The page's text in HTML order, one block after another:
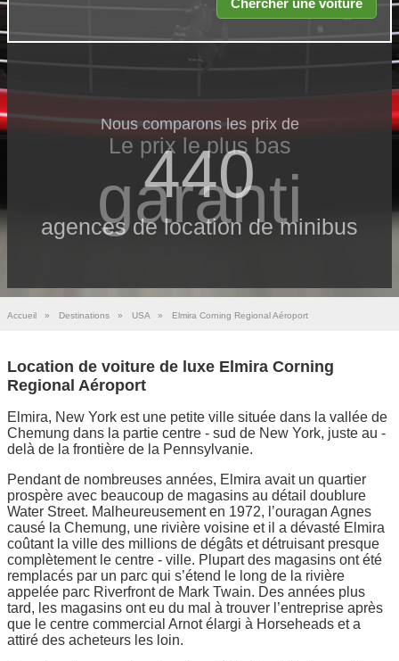
Nous comparons les prix de
440
agences de location de minibus
Le prix le​ plus bas
garanti
Accueil » Destinations » USA » Elmira Corning Regional Aéroport
Location de voiture de luxe Elmira Corning
Regional Aéroport
Elmira, New York est une petite ville située dans la vallée de
Chemung dans la partie centre - sud de New York, juste au -
delà de la frontière de la Pennsylvanie.
Pendant de nombreuses années, Elmira avait un quartier
prospère avec beaucoup de magasins au détail doublure
Water Street. Malheureusement en 1972, l’ouragan Agnes
causé la Chemung, une rivière voisine et il a dévasté Elmira
coûtant la ville des millions de dégâts et détruisant presque
complètement le centre - ville. Plupart des magasins ont été
remplacés par un parc qui s’étend le long de la rivière
appelée parc Riverfront de Mark Twain. Des années plus
tard, les magasins ont eu du mal à trouver l’entreprise après
que le centre commercial Arnot élargi à Horseheads et a
attiré des acheteurs les loin.